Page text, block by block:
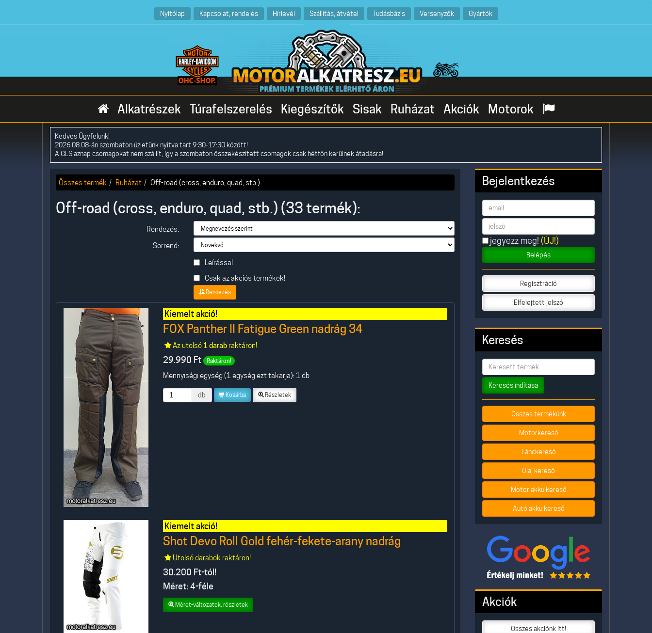
Nyitólap Kapcsolat, rendelés Hírlevél Szállítás, átvétel Tudásbázis Versenyzők Gyártók
Alkatrészek Túrafelszerelés Kiegészítők Sisak Ruházat Akciók Motorok
Kedves Ügyfelünk!
2026.08.08-án szombaton üzletünk nyitva tart 9:30-17:30 között!
A GLS aznap csomagokat nem szállít, így a szombaton összekészített csomagok csak hétfőn kerülnek átadásra!
Összes termék Ruházat Off-road (cross, enduro, quad, stb.)
Off-road (cross, enduro, quad, stb.) (33 termék):
Rendezés:
Sorrend:
Leírással
Csak az akciós termékek!
Rendezés
Kiemelt akció!
FOX Panther II Fatigue Green nadrág 34
Az utolsó 1 darabraktáron!
29.990 Ft Raktáron!
Mennyiségi egység (1 egység ezt takarja): 1 db
db Kosárba Részletek
Kiemelt akció!
Shot Devo Roll Gold fehér-fekete-arany nadrág
Utolsó darabok raktáron!
30.200 Ft-tól!
Méret: 4-féle
Méret-változatok, részletek
Bejelentkezés
jegyezz meg! (ÚJ!)
Belépés
Regisztráció
Elfelejtett jelszó
Keresés
Keresés indítása
Összes termékünk
Motorkereső
Lánckereső
Olaj kereső
Motor akku kereső
Autó akku kereső
Akciók
Összes akciónk itt!